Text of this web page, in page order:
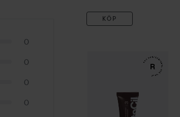
0
0
0
0
KÖP
RefectoCil